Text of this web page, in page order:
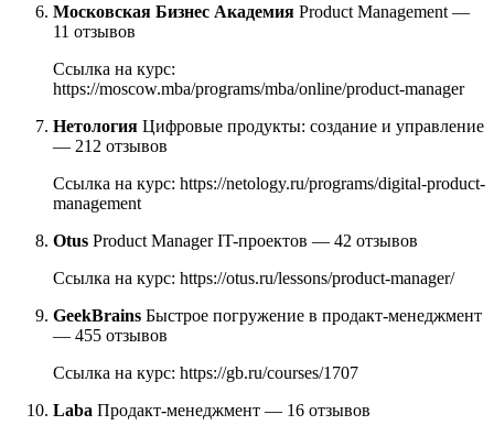
Московская Бизнес Академия Product Management —
11 отзывов
Ссылка на курс:
https://moscow.mba/programs/mba/online/product-manager
Нетология Цифровые продукты: создание и управление
— 212 отзывов
Ссылка на курс: https://netology.ru/programs/digital-product-
management
Otus Product Manager IT-проектов — 42 отзывов
Ссылка на курс: https://otus.ru/lessons/product-manager/
GeekBrains Быстрое погружение в продакт-менеджмент
— 455 отзывов
Ссылка на курс: https://gb.ru/courses/1707
Laba Продакт-менеджмент — 16 отзывов